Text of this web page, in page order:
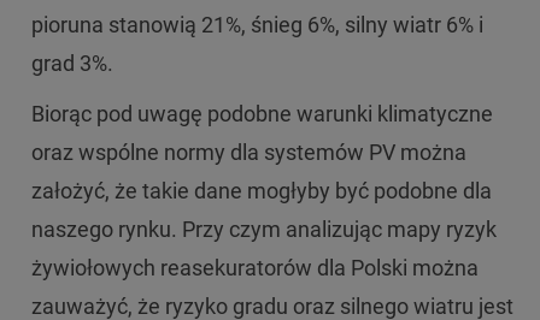
pioruna stanowią 21%, śnieg 6%, silny wiatr 6% i
grad 3%.
Biorąc pod uwagę podobne warunki klimatyczne
oraz wspólne normy dla systemów PV można
założyć, że takie dane mogłyby być podobne dla
naszego rynku. Przy czym analizując mapy ryzyk
żywiołowych reasekuratorów dla Polski można
zauważyć, że ryzyko gradu oraz silnego wiatru jest